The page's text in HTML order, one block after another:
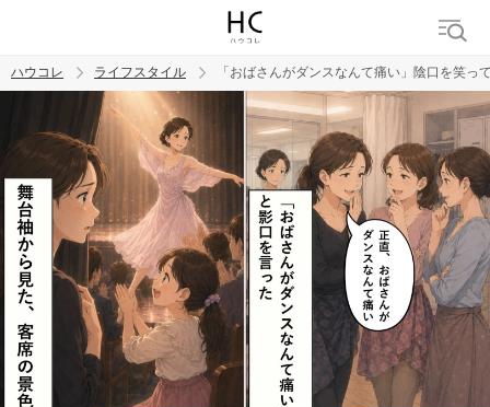
トレンド ワード
ハウコレ ライフスタイル 「おばさんがダンスなんて痛い」陰口を笑